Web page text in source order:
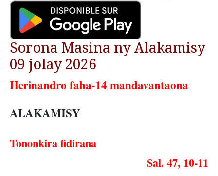
Sorona Masina ny Alakamisy
09 jolay 2026
Herinandro faha-14 mandavantaona
ALAKAMISY
Tononkira fidirana
Sal. 47, 10-11